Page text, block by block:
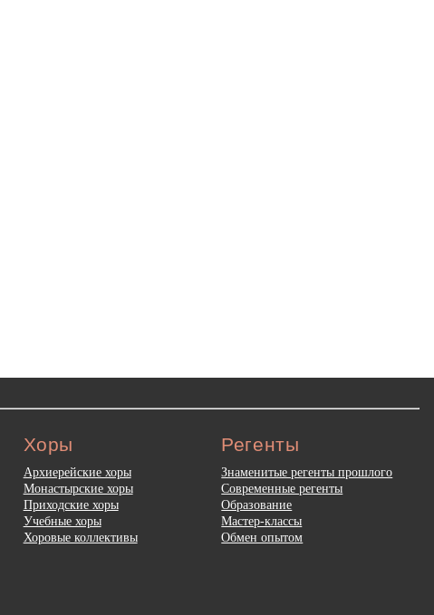
Хоры
Архиерейские хоры
Монастырские хоры
Приходские хоры
Учебные хоры
Хоровые коллективы
Регенты
Знаменитые регенты прошлого
Современные регенты
Образование
Мастер-классы
Обмен опытом